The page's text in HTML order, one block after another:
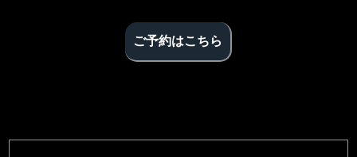
ご予約はこちら